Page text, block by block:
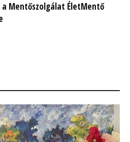
Mentőszolgálat ÉletMentő